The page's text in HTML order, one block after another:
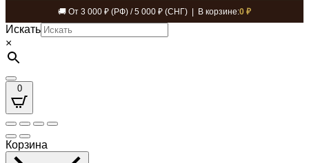
🚚 От 3 000 ₽ (РФ) / 5 000 ₽ (СНГ) | В корзине:0 ₽
Искать
×
0
Корзина